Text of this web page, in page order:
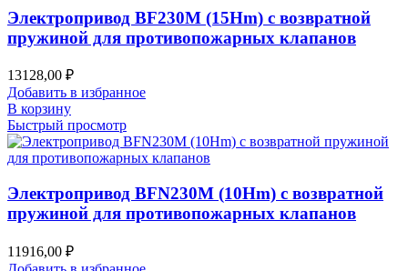
Электропривод BF230M (15Hm) с возвратной
пружиной для противопожарных клапанов
13128,00 ₽
Добавить в избранное
В корзину
Быстрый просмотр
Электропривод BFN230M (10Hm) с возвратной
пружиной для противопожарных клапанов
11916,00 ₽